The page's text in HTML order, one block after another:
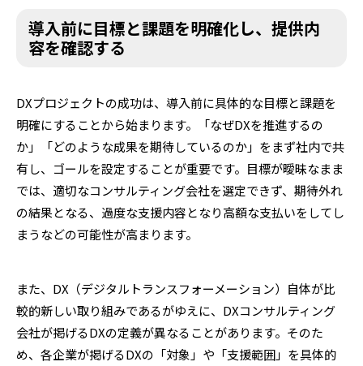
導入前に目標と課題を明確化し、提供内
容を確認する
DXプロジェクトの成功は、導入前に具体的な目標と課題を
明確にすることから始まります。「なぜDXを推進するの
か」「どのような成果を期待しているのか」をまず社内で共
有し、ゴールを設定することが重要です。目標が曖昧なまま
では、適切なコンサルティング会社を選定できず、期待外れ
の結果となる、過度な支援内容となり高額な支払いをしてし
まうなどの可能性が高まります。
また、DX（デジタルトランスフォーメーション）自体が比
較的新しい取り組みであるがゆえに、DXコンサルティング
会社が掲げるDXの定義が異なることがあります。そのた
め、各企業が掲げるDXの「対象」や「支援範囲」を具体的